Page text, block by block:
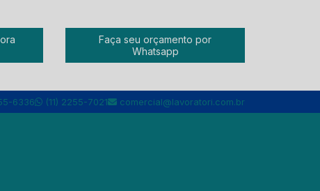
Faça seu orçamento por
Whatsapp
6336 (11) 2255-7021 comercial@lavoratori.com.br